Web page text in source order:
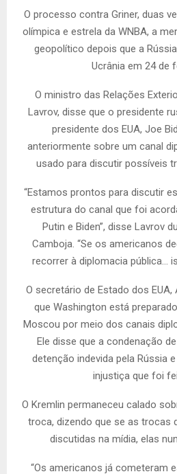
O processo contra Griner, duas
olímpica e estrela da WNBA, a
geopolítico depois que a
Ucrânia em 24 de
O ministro das Relações
Lavrov, disse que o presidente
presidente dos EUA, Joe
anteriormente sobre um canal
usado para discutir possíveis
“Estamos prontos para discutir
estrutura do canal que foi
Putin e Biden”, disse Lavrov
Camboja. “Se os americanos
recorrer à diplomacia pública…
O secretário de Estado dos EUA,
que Washington está
Moscou por meio dos canais
Ele disse que a condenação
detenção indevida pela Rússia
injustiça que foi
O Kremlin permaneceu calado
troca, dizendo que se as trocas
discutidas na mídia, elas
“Os americanos já cometeram